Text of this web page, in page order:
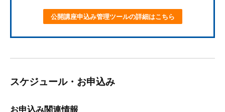
公開講座申込み管理ツールの詳細はこちら
スケジュール・お申込み
お申込み関連情報